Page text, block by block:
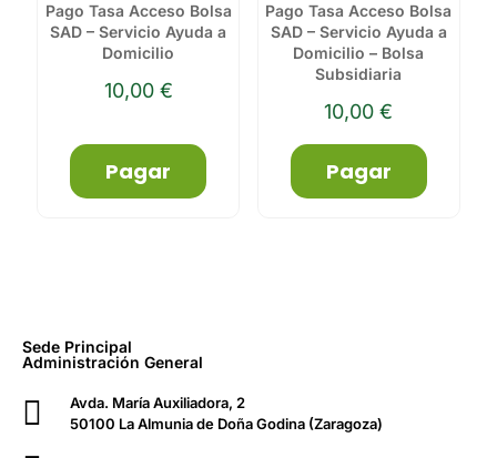
Pago Tasa Acceso Bolsa
SAD – Servicio Ayuda a
Domicilio
10,00 €
Pagar
Pago Tasa Acceso Bolsa
SAD – Servicio Ayuda a
Domicilio – Bolsa
Subsidiaria
10,00€
Pagar
Sede Principal
Administración General
Avda. María Auxiliadora, 2
50100 La Almunia de Doña Godina (Zaragoza)